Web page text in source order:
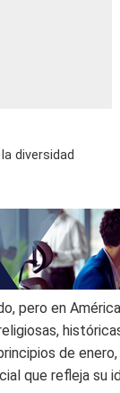
diversidad
pero en
de
que refleja su